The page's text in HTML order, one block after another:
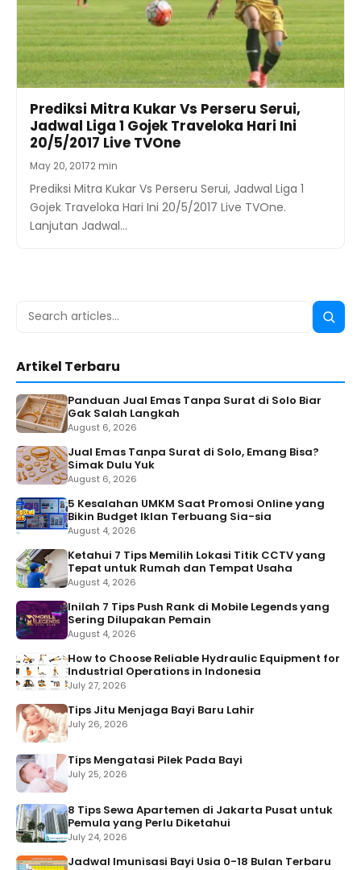
Prediksi Mitra Kukar Vs Perseru Serui,
Jadwal Liga 1 Gojek Traveloka Hari Ini
20/5/2017 Live TVOne
May 20, 20172 min
Prediksi Mitra Kukar Vs Perseru Serui, Jadwal Liga 1
Gojek Traveloka Hari Ini 20/5/2017 Live TVOne.
Lanjutan Jadwal…
Search
Search
Artikel Terbaru
Panduan Jual Emas Tanpa Surat di Solo Biar
Gak Salah Langkah
August 6, 2026
Jual Emas Tanpa Surat di Solo, Emang Bisa?
Simak Dulu Yuk
August 6, 2026
5 Kesalahan UMKM Saat Promosi Online yang
Bikin Budget Iklan Terbuang Sia-sia
August 4, 2026
Ketahui 7 Tips Memilih Lokasi Titik CCTV yang
Tepat untuk Rumah dan Tempat Usaha
August 4, 2026
Inilah 7 Tips Push Rank di Mobile Legends yang
Sering Dilupakan Pemain
August 4, 2026
How to Choose Reliable Hydraulic Equipment for
Industrial Operations in Indonesia
July 27, 2026
Tips Jitu Menjaga Bayi Baru Lahir
July 26, 2026
Tips Mengatasi Pilek Pada Bayi
July 25, 2026
8 Tips Sewa Apartemen di Jakarta Pusat untuk
Pemula yang Perlu Diketahui
July 24, 2026
Jadwal Imunisasi Bayi Usia 0-18 Bulan Terbaru